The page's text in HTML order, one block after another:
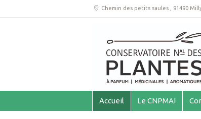
Chemin des petits saules , 91490
Accueil Le CNPMAI